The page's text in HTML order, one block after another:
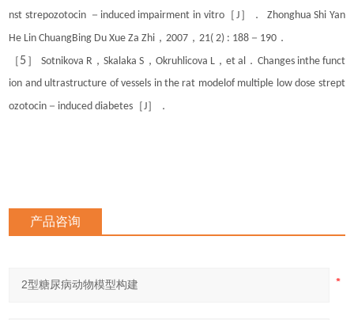
nst strepozotocin － induced impairment in vitro［ J］． Zhonghua Shi Yan
He Lin ChuangBing Du Xue Za Zhi ， 2007 ， 21( 2) : 188 － 190 ．
［ 5 ］ Sotnikova R ，Skalaka S ， Okruhlicova L ，et al ． Changes inthe funct
ion and ultrastructure of vessels in the rat modelof multiple low dose strept
ozotocin － induced diabetes ［J］．
产品咨询